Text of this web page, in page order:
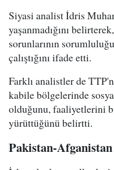
Siyasi analist İdris
yaşanmadığını
sorunlarının
çalıştığını ifade etti.
Farklı analistler de
kabile bölgelerinde
olduğunu, faaliyetlerini
yürüttüğünü belirtti.
Pakistan-